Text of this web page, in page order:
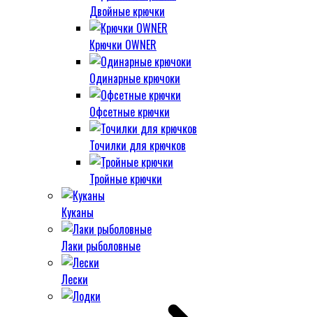
Двойные крючки
Крючки OWNER
Одинарные крючоки
Офсетные крючки
Точилки для крючков
Тройные крючки
Куканы
Лаки рыболовные
Лески